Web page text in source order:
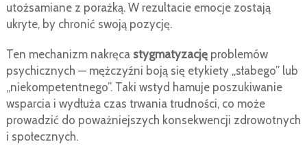
utożsamiane z porażką. W rezultacie emocje zostają
ukryte, by chronić swoją pozycję.
Ten mechanizm nakręca stygmatyzacjęproblemów
psychicznych — mężczyźni boją się etykiety „słabego” lub
„niekompetentnego”. Taki wstyd hamuje poszukiwanie
wsparcia i wydłuża czas trwania trudności, co może
prowadzić do poważniejszych konsekwencji zdrowotnych
i społecznych.